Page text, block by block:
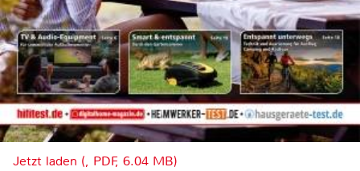
Jetzt laden (, PDF, 6.04 MB)